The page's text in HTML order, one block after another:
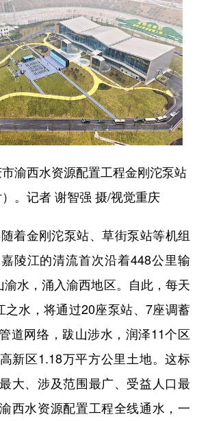
渝西水资源配置工程金刚沱泵站
）。记者 谢智强 摄/视觉重庆
金刚沱泵站、草街泵站等机组
陵江的清流首次沿着448公里输
渝水，涌入渝西地区。自此，每天
之水，将通过20座泵站、7座调蓄
道网络，跋山涉水，润泽11个区
新区1.18万平方公里土地。这标
大、涉及范围最广、受益人口最
西水资源配置工程全线通水，一